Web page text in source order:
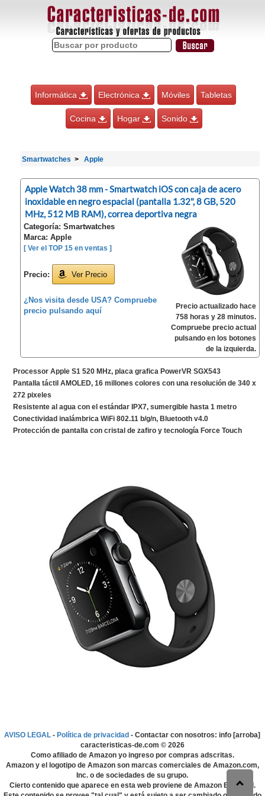
Informática Electrónica Móviles Tabletas
Cocina Hogar Sonido
Smartwatches Apple
Apple Watch 38 mm - Smartwatch iOS con caja de acero
inoxidable en negro espacial (pantalla 1.32", 8 GB, 520
MHz, 512 MB RAM), correa deportiva negra
Categoría: Smartwatches
Marca: Apple
[ Ver el TOP 15 en ventas ]
Precio: Ver Precio
¿Nos visita desde USA? Compruebe
precio pulsando aquí
Precio actualizado hace
758 horas y 28 minutos.
Compruebe precio actual
pulsando en los botones
de la izquierda.
Processor Apple S1 520 MHz, placa grafica PowerVR SGX543
Pantalla táctil AMOLED, 16 millones colores con una resolución de 340 x
272 pixeles
Resistente al agua con el estándar IPX7, sumergible hasta 1 metro
Conectividad inalámbrica WiFi 802.11 b/g/n, Bluetooth v4.0
Protección de pantalla con cristal de zafiro y tecnología Force Touch
AVISO LEGAL - Política de privacidad - Contactar con nosotros: info [arroba]
caracteristicas-de.com © 2026
Como afiliado de Amazon yo ingreso por compras adscritas.
Amazon y el logotipo de Amazon son marcas comerciales de Amazon.com,
Inc. o de sociedades de su grupo.
Cierto contenido que aparece en esta web proviene de Amazon EU S.à r.l.